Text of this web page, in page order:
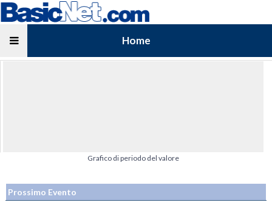
Home
Grafico di periodo del valore
Prossimo Evento